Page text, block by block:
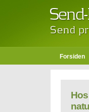
Forsiden